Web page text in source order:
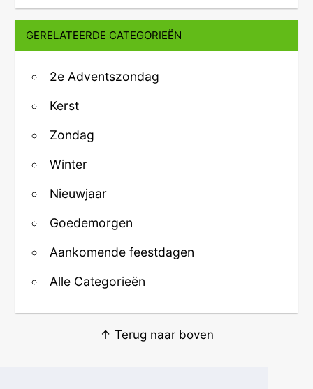
GERELATEERDE CATEGORIEËN
2e Adventszondag
Kerst
Zondag
Winter
Nieuwjaar
Goedemorgen
Aankomende feestdagen
Alle Categorieën
↑ Terug naar boven